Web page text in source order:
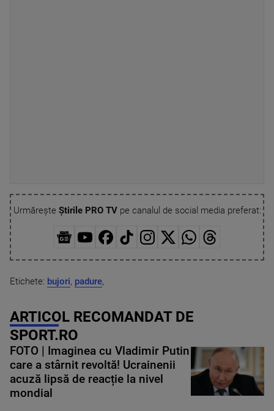
Urmărește Știrile PRO TVpe canalul de social media preferat:
Etichete: bujori, padure,
ARTICOL RECOMANDAT DE
SPORT.RO
FOTO | Imaginea cu Vladimir Putin
care a stârnit revoltă! Ucrainenii
acuză lipsă de reacție la nivel
mondial